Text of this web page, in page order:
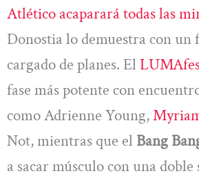
Atlético acaparará todas las
Donostia lo demuestra con un
cargado de planes. El
fase más potente con
como Adrienne Young,
Not, mientras que el Bang
a sacar músculo con una doble